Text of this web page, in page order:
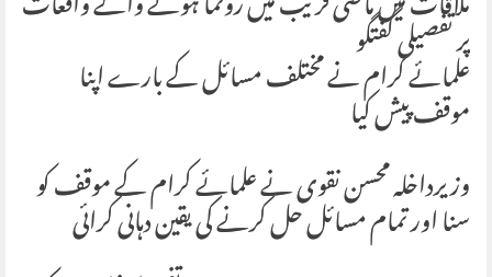
پر تفصیلی گفتگو
علمائے کرام نے مختلف مسائل کے بارے اپنا
موقف پیش کیا
وزیرداخلہ محسن نقوی نے علمائے کرام کے موقف کو
سنا اور تمام مسائل حل کرنے کی یقین دہانی کرائی